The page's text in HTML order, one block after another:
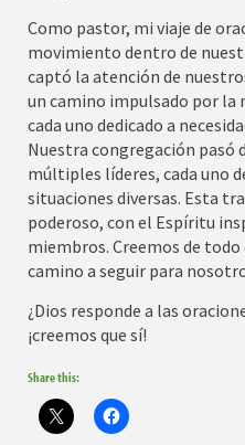
Como pastor, mi viaje de
movimiento dentro de
captó la atención de
un camino impulsado por la
cada uno dedicado a
Nuestra congregación pasó
múltiples líderes, cada uno
situaciones diversas. Esta
poderoso, con el Espíritu
miembros. Creemos de todo
camino a seguir para
¿Dios responde a las
¡creemos que sí!
Share this: